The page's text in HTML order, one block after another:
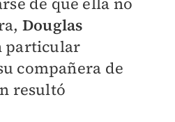
Douglas
particular
compañera de
resultó